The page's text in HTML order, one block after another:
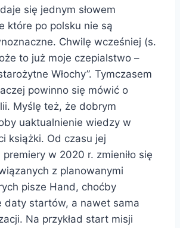
się jednym słowem
które po polsku nie są
Chwilę wcześniej (s.
to już moje czepialstwo –
Włochy”. Tymczasem
powinno się mówić o
Myślę też, że dobrym
uaktualnienie wiedzy w
książki. Od czasu jej
w 2020 r. zmieniło się
z planowanymi
pisze Hand, choćby
daty startów, a nawet sama
Na przykład start misji